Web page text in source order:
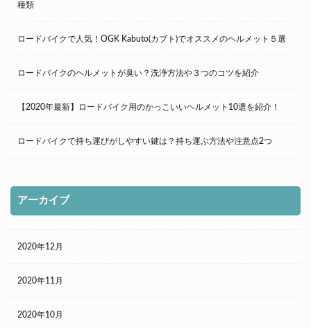
種類
ロードバイクで人気！OGK Kabuto(カブト)でオススメのヘルメット５選
ロードバイクのヘルメットが臭い？洗浄方法や３つのコツを紹介
【2020年最新】ロードバイク用のかっこいいヘルメット10選を紹介！
ロードバイクで持ち運びがしやすい鍵は？持ち運ぶ方法や注意点2つ
アーカイブ
2020年12月
2020年11月
2020年10月